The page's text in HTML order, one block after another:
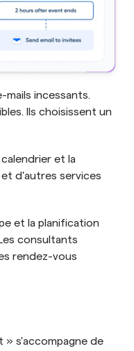
mails incessants.
Ils choisissent un
et la
et d'autres services
et la planification
consultants
rendez-vous
» s'accompagne de